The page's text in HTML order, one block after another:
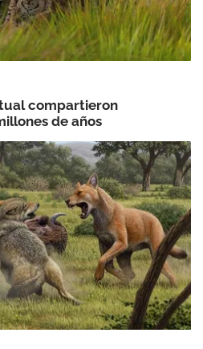
compartieron
de años